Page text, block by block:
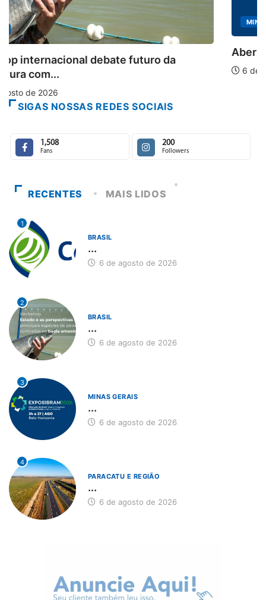
MINAS GERAIS
Aberto o credenciamento de imprensa
SIGAS NOSSAS REDES SOCIAIS
1,508
Fans
200
Followers
RECENTES MAIS LIDOS
1
BRASIL
...
6 de agosto de 2026
2
BRASIL
...
6 de agosto de 2026
3
MINAS GERAIS
...
6 de agosto de 2026
4
PARACATU E REGIÃO
...
6 de agosto de 2026